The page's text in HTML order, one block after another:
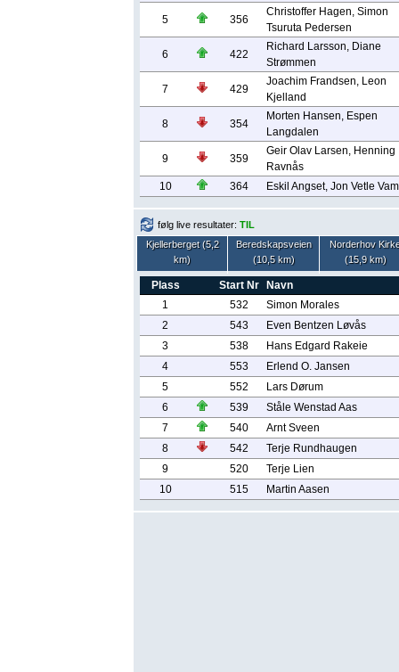
5 356
Christoffer Hagen, Simon
Tsuruta Pedersen
6 422
Richard Larsson, Diane
Strømmen
7 429
Joachim Frandsen, Leon
Kjelland
8 354
Morten Hansen, Espen
Langdalen
9 359
Geir Olav Larsen, Henning
Ravnås
10
364 Eskil Angset, Jon Vetle
følg live resultater: TIL
Kjellerberget (5,2
km)
Beredskapsveien
(10,5 km)
Norderhov
(15,9 km)
Plass Start Nr
Navn
1
532
Simon Morales
2
543
Even Bentzen Løvås
3
538
Hans Edgard Rakeie
4
553
Erlend O. Jansen
5
552
Lars Dørum
6
539
Ståle Wenstad Aas
7
540
Arnt Sveen
8
542
Terje Rundhaugen
9
520
Terje Lien
10
515 Martin Aasen